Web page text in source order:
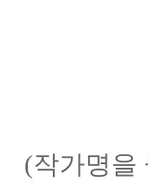
(작가명을